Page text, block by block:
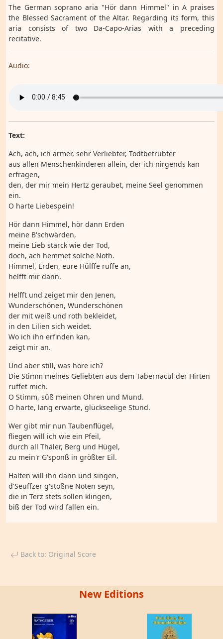
The German soprano aria "Hör dann Himmel" in A praises
the Blessed Sacrament of the Altar. Regarding its form, this
aria consists of two Da-Capo-Arias with a preceding
recitative.
Audio:
Text:
Ach, ach, ich armer, sehr Verliebter, Todtbetrübter
aus allen Menschenkinderen allein, der ich nirgends kan
erfragen,
den, der mir mein Hertz geraubet, meine Seel genommen
ein.
O harte Liebespein!
Hör dann Himmel, hör dann Erden
meine B'schwärden,
meine Lieb starck wie der Tod,
doch, ach hemmet solche Noth.
Himmel, Erden, eure Hülffe ruffe an,
helfft mir dann.
Helfft und zeiget mir den Jenen,
Wunderschönen, Wunderschönen
der mit weiß und roth bekleidet,
in den Lilien sich weidet.
Wo ich ihn erfinden kan,
zeigt mir an.
Und aber still, was höre ich?
Die Stimm meines Geliebten aus dem Tabernacul der Hirten
ruffet mich.
O Stimm, süß meinen Ohren und Mund.
O harte, lang erwarte, glückseelige Stund.
Wer gibt mir nun Taubenflügel,
fliegen will ich wie ein Pfeil,
durch all Thäler, Berg und Hügel,
zu mein'r G'sponß in größter Eil.
Halten will ihn dann und singen,
d'Seuffzer g'stoßne Noten seyn,
die in Terz stets sollen klingen,
biß der Tod wird fallen ein.
Back to: Original Score
New Editions